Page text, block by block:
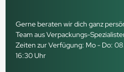
Gerne beraten wir dich ganz
Team aus Verpackungs-
Zeiten zur Verfügung: Mo - Do:
16:30 Uhr